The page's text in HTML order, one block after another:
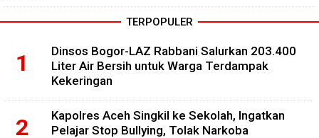
TERPOPULER
Dinsos Bogor-LAZ Rabbani Salurkan 203.400
Liter Air Bersih untuk Warga Terdampak
Kekeringan
Kapolres Aceh Singkil ke Sekolah, Ingatkan
Pelajar Stop Bullying, Tolak Narkoba